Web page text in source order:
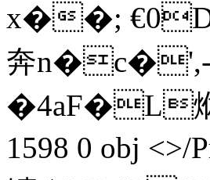
x��; €0D褈
奔n�c�',-
�4aF�L烌
1598 0 obj <>/